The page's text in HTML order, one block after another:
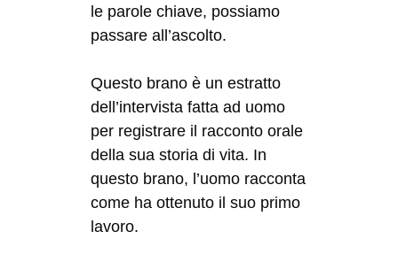
le parole chiave, possiamo
passare all’ascolto.
Questo brano è un estratto
dell’intervista fatta ad uomo
per registrare il racconto orale
della sua storia di vita. In
questo brano, l’uomo racconta
come ha ottenuto il suo primo
lavoro.